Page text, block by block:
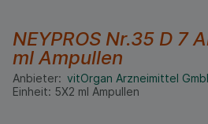
NEYPROS Nr.35 D 7
mlAmpullen
Anbieter: vitOrgan Arzneimittel
Einheit: 5X2 ml Ampullen